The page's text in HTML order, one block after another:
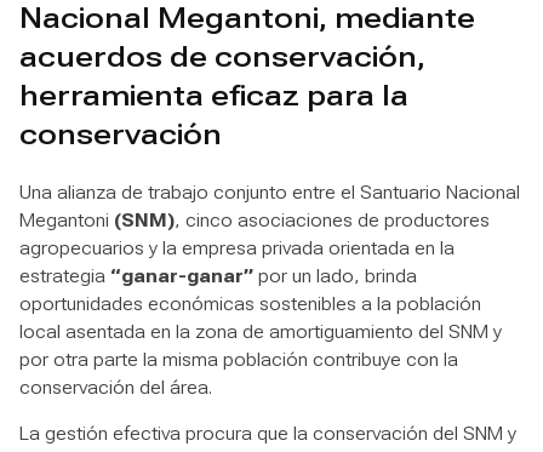
Nacional Megantoni, mediante
acuerdos de conservación,
herramienta eficaz para la
conservación
Una alianza de trabajo conjunto entre el Santuario Nacional
Megantoni (SNM), cinco asociaciones de productores
agropecuarios y la empresa privada orientada en la
estrategia “ganar-ganar” por un lado, brinda
oportunidades económicas sostenibles a la población
local asentada en la zona de amortiguamiento del SNM y
por otra parte la misma población contribuye con la
conservación del área.
La gestión efectiva procura que la conservación del SNM y